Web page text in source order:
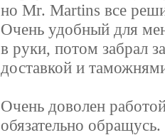
но Mr. Martins все
Очень удобный для
в руки, потом забрал
доставкой и
Очень доволен
обязательно обращусь.